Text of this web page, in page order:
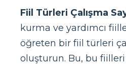
Fiil Türleri Çalışma
kurma ve yardımcı
öğreten bir fiil türleri
oluşturun. Bu, bu